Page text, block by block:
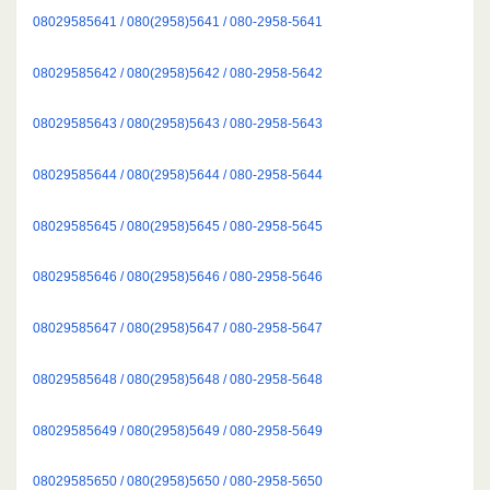
08029585641 / 080(2958)5641 / 080-2958-5641
08029585642 / 080(2958)5642 / 080-2958-5642
08029585643 / 080(2958)5643 / 080-2958-5643
08029585644 / 080(2958)5644 / 080-2958-5644
08029585645 / 080(2958)5645 / 080-2958-5645
08029585646 / 080(2958)5646 / 080-2958-5646
08029585647 / 080(2958)5647 / 080-2958-5647
08029585648 / 080(2958)5648 / 080-2958-5648
08029585649 / 080(2958)5649 / 080-2958-5649
08029585650 / 080(2958)5650 / 080-2958-5650